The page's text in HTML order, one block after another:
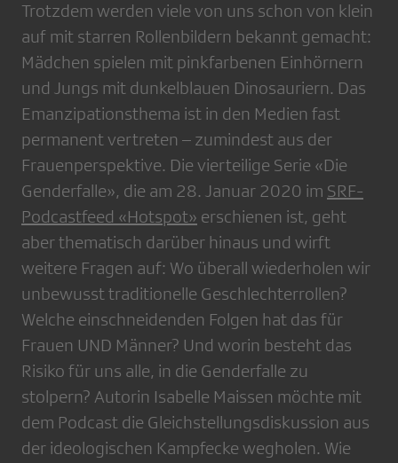
Trotzdem werden viele von uns schon von klein
auf mit starren Rollenbildern bekannt gemacht:
Mädchen spielen mit pinkfarbenen Einhörnern
und Jungs mit dunkelblauen Dinosauriern. Das
Emanzipationsthema ist in den Medien fast
permanent vertreten – zumindest aus der
Frauenperspektive. Die vierteilige Serie «Die
Genderfalle», die am 28. Januar 2020 im SRF-
Podcastfeed «Hotspot» erschienen ist, geht
aber thematisch darüber hinaus und wirft
weitere Fragen auf: Wo überall wiederholen wir
unbewusst traditionelle Geschlechterrollen?
Welche einschneidenden Folgen hat das für
Frauen UND Männer? Und worin besteht das
Risiko für uns alle, in die Genderfalle zu
stolpern? Autorin Isabelle Maissen möchte mit
dem Podcast die Gleichstellungsdiskussion aus
der ideologischen Kampfecke wegholen. Wie